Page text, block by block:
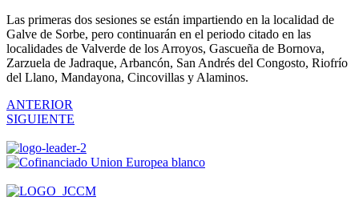
Las primeras dos sesiones se están impartiendo en la localidad de
Galve de Sorbe, pero continuarán en el periodo citado en las
localidades de Valverde de los Arroyos, Gascueña de Bornova,
Zarzuela de Jadraque, Arbancón, San Andrés del Congosto, Riofrío
del Llano, Mandayona, Cincovillas y Alaminos.
ANTERIOR
SIGUIENTE